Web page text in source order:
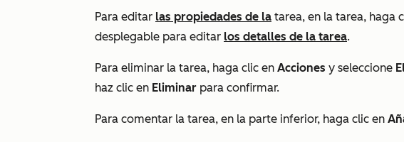
Para editar las propiedades de la tarea, en la tarea, haga
desplegable para editar los detalles de la tarea.
Para eliminar la tarea, haga clic en Acciones y seleccione
haz clic en Eliminar para confirmar.
Para comentar la tarea, en la parte inferior, haga clic en